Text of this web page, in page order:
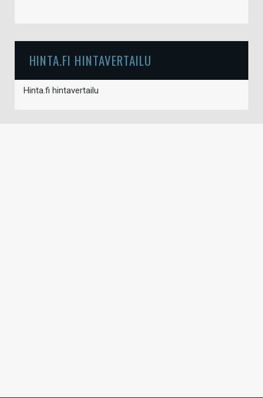
HINTA.FI HINTAVERTAILU
Hinta.fi hintavertailu